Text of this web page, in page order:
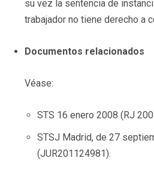
su vez la sentencia de
trabajador no tiene derecho a
Documentos relacionados
Véase:
STS 16 enero 2008 (RJ
STSJ Madrid, de 27
(JUR201124981).